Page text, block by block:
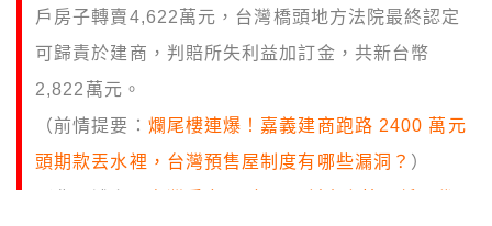
戶房子轉賣4,622萬元，台灣橋頭地方法院最終認定
可歸責於建商，判賠所失利益加訂金，共新台幣
2,822萬元。
（前情提要： 爛尾樓連爆！嘉義建商跑路 2400 萬元
頭期款丟水裡，台灣預售屋制度有哪些漏洞？ ）